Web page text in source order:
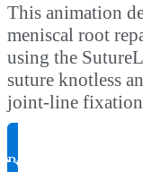
This animation
meniscal root
using the
suture knotless
joint-line fixation